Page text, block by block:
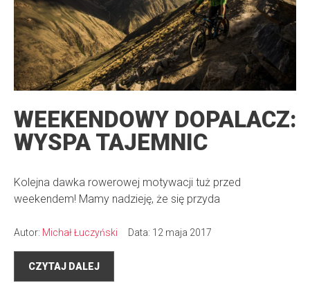
WEEKENDOWY DOPALACZ:
WYSPA TAJEMNIC
Kolejna dawka rowerowej motywacji tuż przed
weekendem! Mamy nadzieję, że się przyda
Autor: Michał Łuczyński Data: 12 maja 2017
CZYTAJ DALEJ